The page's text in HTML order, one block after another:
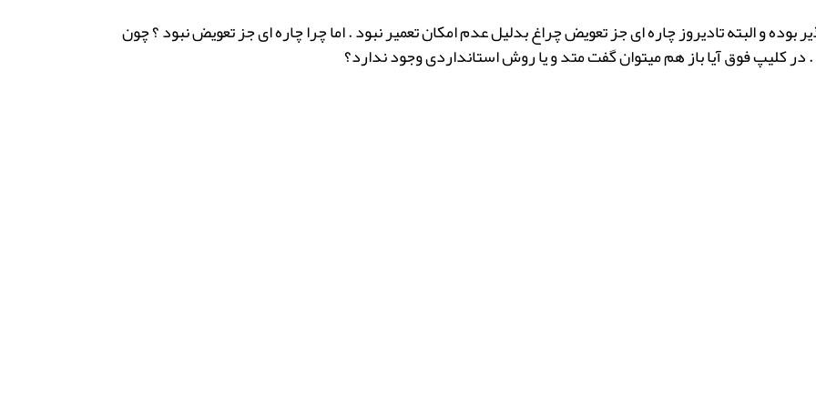
و البته تادیروز چاره ای جز تعویض چراغ بدلیل عدم امکان تعمیر نبود . اما چرا چاره ای جز تعویض نبود ؟ چون
کلیپ فوق آیا باز هم میتوان گفت متد و یا روش استانداردی وجود ندارد؟